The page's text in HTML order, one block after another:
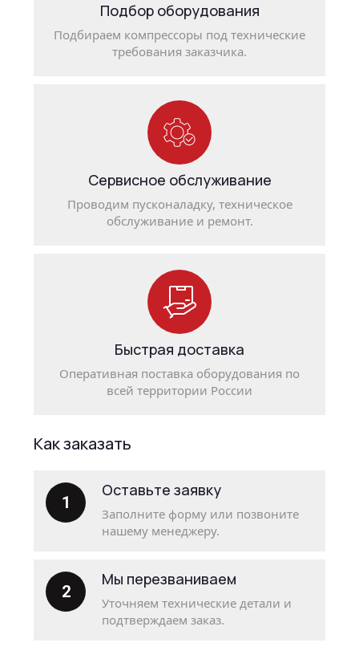
Подбор оборудования
Подбираем компрессоры под технические
требования заказчика.
Сервисное обслуживание
Проводим пусконаладку, техническое
обслуживание и ремонт.
Быстрая доставка
Оперативная поставка оборудования по
всей территории России
Как заказать
1
Оставьте заявку
Заполните форму или позвоните
нашему менеджеру.
2
Мы перезваниваем
Уточняем технические детали и
подтверждаем заказ.